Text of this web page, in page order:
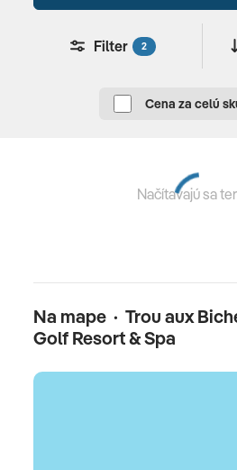
Detský klub • detské ihrisko •
Filter 2
Cena za celú
Načítavajú sa
Na mape · Trou aux
Golf Resort & Spa